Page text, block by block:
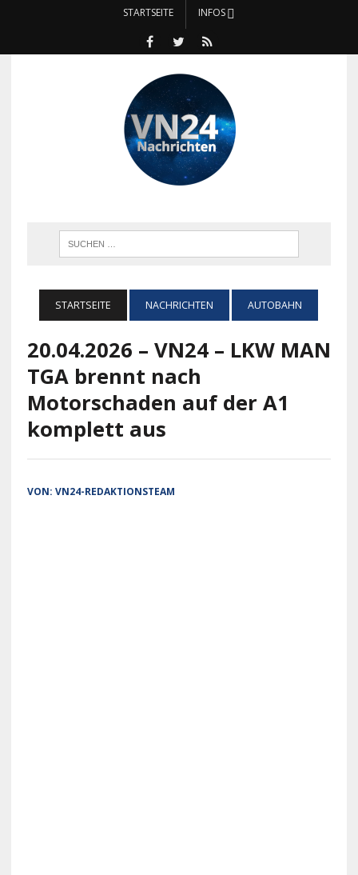
STARTSEITE INFOS
STARTSEITE NACHRICHTEN AUTOBAHN
20.04.2026 – VN24 – LKW MAN
TGA brennt nach
Motorschaden auf der A1
komplett aus
VON: VN24-REDAKTIONSTEAM